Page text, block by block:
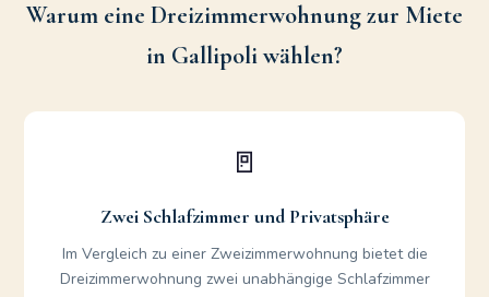
Warum eine Dreizimmerwohnung zur Miete
in Gallipoli wählen?
🚪
Zwei Schlafzimmer und Privatsphäre
Im Vergleich zu einer Zweizimmerwohnung bietet die
Dreizimmerwohnung zwei unabhängige Schlafzimmer